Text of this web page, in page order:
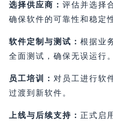
选择供应商： 评估并选择
确保软件的可靠性和稳定
软件定制与测试： 根据业
全面测试，确保无误运行。
员工培训： 对员工进行软
过渡到新软件。
上线与后续支持： 正式启